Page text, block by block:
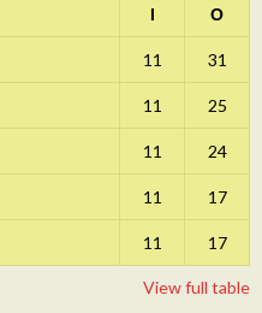
І О
11 31
11 25
11 24
11 17
11 17
View full table